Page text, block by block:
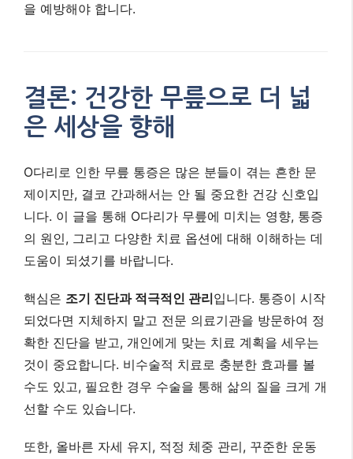
을 예방해야 합니다.
결론: 건강한 무릎으로 더 넓
은 세상을 향해
O다리로 인한 무릎 통증은 많은 분들이 겪는 흔한 문
제이지만, 결코 간과해서는 안 될 중요한 건강 신호입
니다. 이 글을 통해 O다리가 무릎에 미치는 영향, 통증
의 원인, 그리고 다양한 치료 옵션에 대해 이해하는 데
도움이 되셨기를 바랍니다.
핵심은 조기 진단과 적극적인 관리입니다. 통증이 시작
되었다면 지체하지 말고 전문 의료기관을 방문하여 정
확한 진단을 받고, 개인에게 맞는 치료 계획을 세우는
것이 중요합니다. 비수술적 치료로 충분한 효과를 볼
수도 있고, 필요한 경우 수술을 통해 삶의 질을 크게 개
선할 수도 있습니다.
또한, 올바른 자세 유지, 적정 체중 관리, 꾸준한 운동